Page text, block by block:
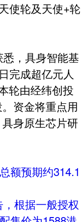
使轮及天使+轮
，具身智能基
完成超亿元人
轮由经纬创投
资金将重点用
身原生芯片研
额预期约314.1
根据一般授权